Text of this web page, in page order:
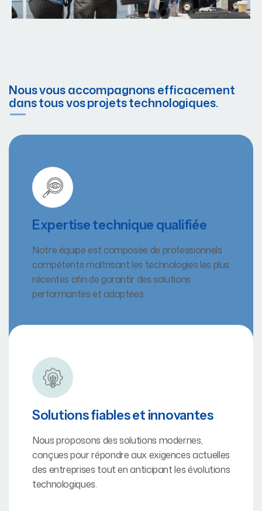
Nous vous accompagnons efficacement
dans tous vos projets technologiques.
Expertise technique qualifiée
Notre équipe est composée de professionnels
compétents maîtrisant les technologies les plus
récentes afin de garantir des solutions
performantes et adaptées.
Solutions fiables et innovantes
Nous proposons des solutions modernes,
conçues pour répondre aux exigences actuelles
des entreprises tout en anticipant les évolutions
technologiques.